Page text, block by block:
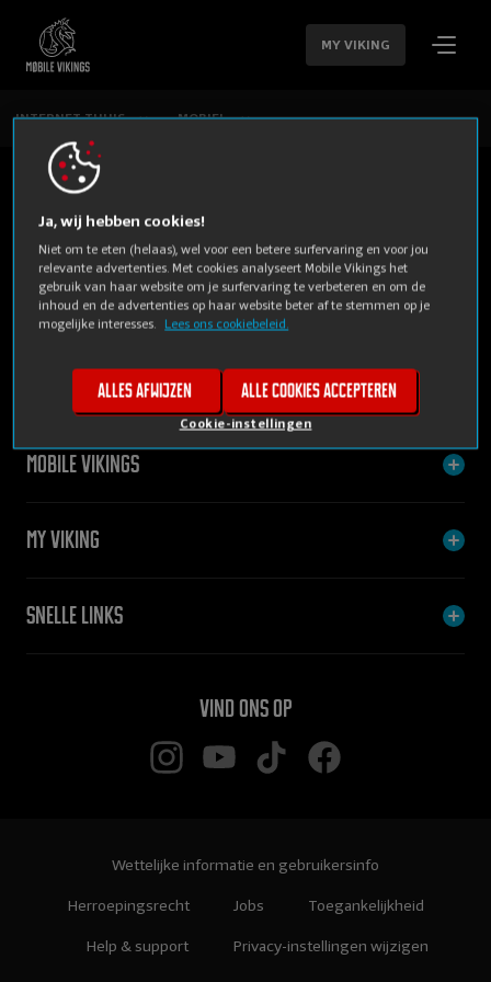
SLA
NAVIGATIE
OVER
MY VIKING
INTERNET THUIS MOBIEL
Mobile Vikings
My Viking
Snelle links
Vind ons op
Wettelijke informatie en gebruikersinfo
Herroepingsrecht Jobs Toegankelijkheid
Help & support Privacy-instellingen wijzigen
Ja, wij hebben cookies!
Niet om te eten (helaas), wel voor een betere surfervaring en voor jou
relevante advertenties. Met cookies analyseert Mobile Vikings het
gebruik van haar website om je surfervaring te verbeteren en om de
inhoud en de advertenties op haar website beter af te stemmen op je
mogelijke interesses.
Lees ons cookiebeleid.
Cookie-instellingen
Alles afwijzen Alle cookies accepteren